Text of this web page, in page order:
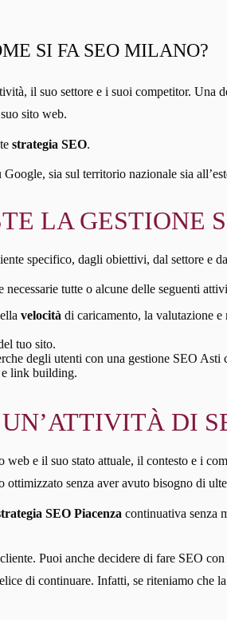
SI FA SEO MILANO?
il suo settore e i suoi competitor.
sito web.
strategia SEO.
sia sul territorio nazionale sia
LA GESTIONE
specifico, dagli obiettivi, dal settore e
necessarie tutte o alcune delle seguenti
velocità di caricamento, la valutazione
tuo sito.
degli utenti con una gestione SEO Asti
e link building.
DI
e il suo stato attuale, il contesto e i
senza aver avuto bisogno di
SEO Piacenza continuativa senza
Puoi anche decidere di fare SEO
di continuare. Infatti, se riteniamo che